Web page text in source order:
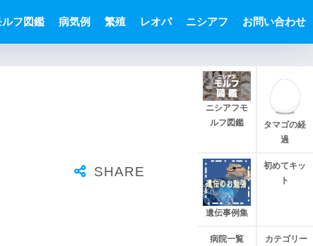
フ図鑑 病気例 繁殖 レオパ ニシアフ お問い合わせ
ニシアフモ
ルフ図鑑
タマゴの経
過
遺伝事例集
初めてキッ
ト
病院一覧
カテゴリー